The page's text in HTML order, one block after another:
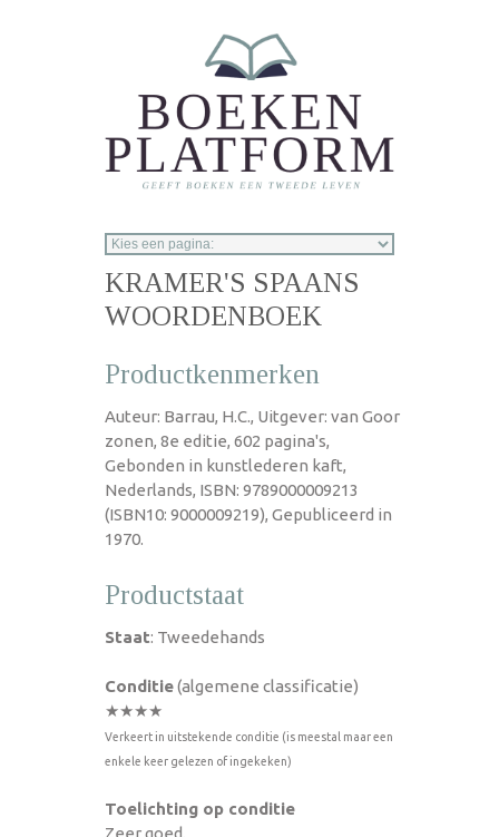
KRAMER'S SPAANS
WOORDENBOEK
Productkenmerken
Auteur: Barrau, H.C., Uitgever: van Goor
zonen, 8e editie, 602 pagina's,
Gebonden in kunstlederen kaft,
Nederlands, ISBN: 9789000009213
(ISBN10: 9000009219), Gepubliceerd in
1970.
Productstaat
Staat: Tweedehands
Conditie(algemene classificatie)
★★★★
Verkeert in uitstekende conditie (is meestal maar een
enkele keer gelezen of ingekeken)
Toelichting op conditie
Zeer goed.